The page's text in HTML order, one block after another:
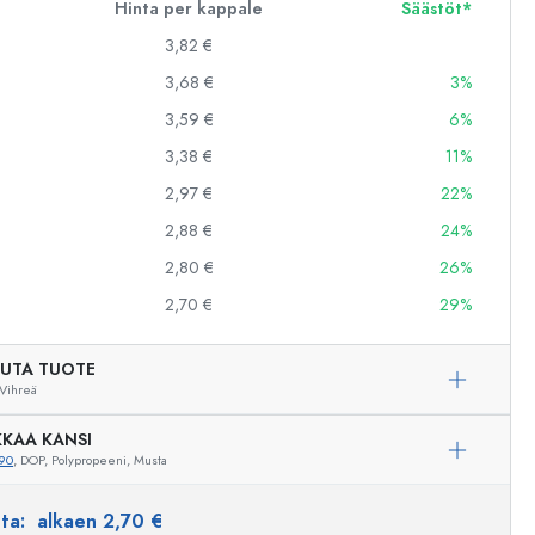
Hinta per kappale
Säästöt*
3,82 €
3,68 €
3%
3,59 €
6%
3,38 €
11%
2,97 €
22%
2,88 €
24%
2,80 €
26%
2,70 € 29%
TUOTE
Vihreä
KANSI
, DOP, Polypropeeni, Musta
alkaen 2,70 €